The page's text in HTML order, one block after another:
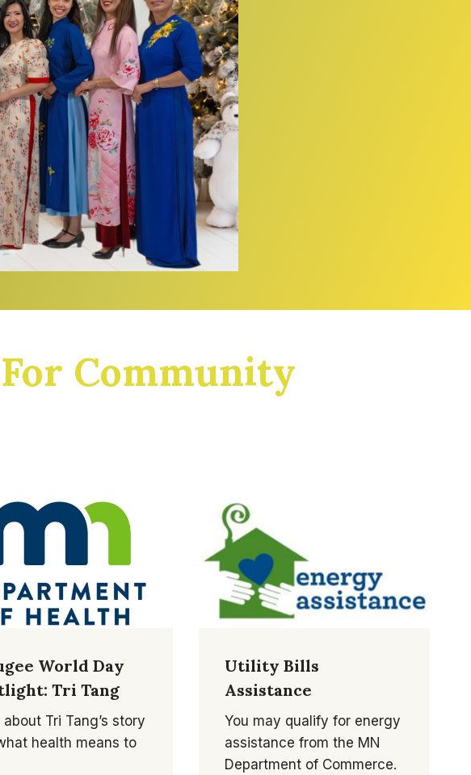
Community
World Day
Tri Tang
about Tri Tang’s story
health means to
Utility Bills
Assistance
You may qualify for energy
assistance from the MN
Department of Commerce.